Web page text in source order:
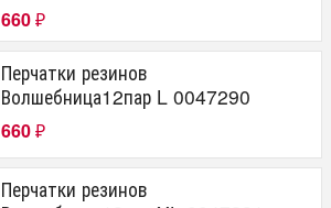
660 ₽
Перчатки резинов
Волшебница12пар L 0047290
660 ₽
Перчатки резинов